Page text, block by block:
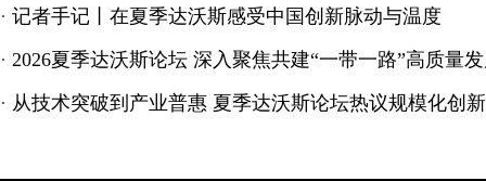
· 记者手记丨在夏季达沃斯感受中国创新脉动与温度
· 2026夏季达沃斯论坛 深入聚焦共建“一带一路”高质量
· 从技术突破到产业普惠 夏季达沃斯论坛热议规模化创新